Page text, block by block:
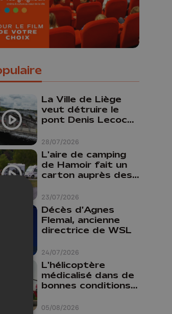
28/07/2026
La Ville de Liège
veut détruire le
pont Denis Lecocq
budget pour le
faire
23/07/2026
L'aire de camping
de Hamoir fait un
carton auprès des
24/07/2026
Décès d'Agnes
Flemal, ancienne
directrice de WSL
05/08/2026
L'hélicoptère
médicalisé dans de
bonnes conditions à